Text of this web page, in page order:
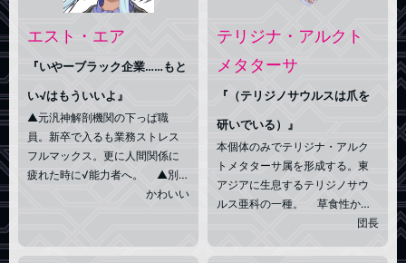
不老となってしまった。漫画や
でもある
気分で見た目を変えるかも★最
近血のつながった姉と遭遇する
も、実感わかず。
エスト・エア
『いやーブラック企業……もと
い√はもういいよ』
▲元汎神解剖機関の下っぱ職
員。新卒で入るも業務ストレス
フルマックス。更に人間関係に
疲れた時に√能力者へ。 ▲別の
√を確認し、これ幸いと退職代行
かわいい
テリジナ・アルクト
メタターサ
『（テリジノサウルスは爪を
研いでいる）』
本個体のみでテリジナ・アルク
トメタターサ属を形成する。東
アジアに生息するテリジノサウ
ルス亜科の一種。 草食性か肉
食性か、狩人か腐肉食かで議論団長